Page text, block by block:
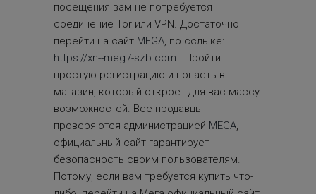
посещения вам не потребуется
соединение Tor или VPN. Достаточно
перейти на сайт MEGA, по сслыке:
https://xn--meg7-szb.com . Пройти
простую регистрацию и попасть в
магазин, который откроет для вас массу
возможностей. Все продавцы
проверяются администрацией MEGA,
официальный сайт гарантирует
безопасность своим пользователям.
Потому, если вам требуется купить что-